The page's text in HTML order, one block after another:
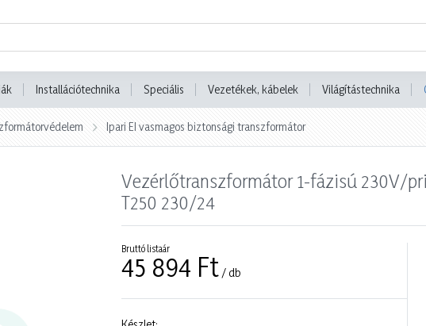
Installációtechnika Speciális Vezetékek, kábelek Világítástechnika
Ipari EI vasmagos biztonsági transzformátor
Vezérlőtranszformátor 1-fázisú 230V/
T250 230/24
Bruttó listaár
45 894 Ft / db